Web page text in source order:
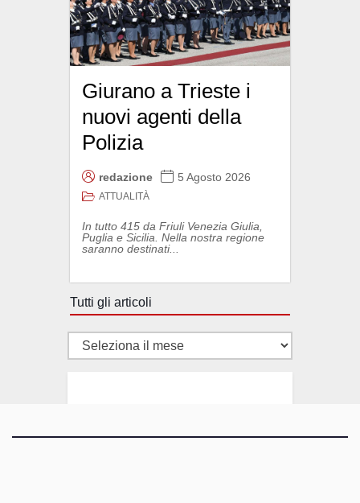
Giurano a Trieste i
nuovi agenti della
Polizia
redazione 5 Agosto 2026
ATTUALITÀ
In tutto 415 da Friuli Venezia Giulia,
Puglia e Sicilia. Nella nostra regione
saranno destinati...
Tutti gli articoli
Tutti